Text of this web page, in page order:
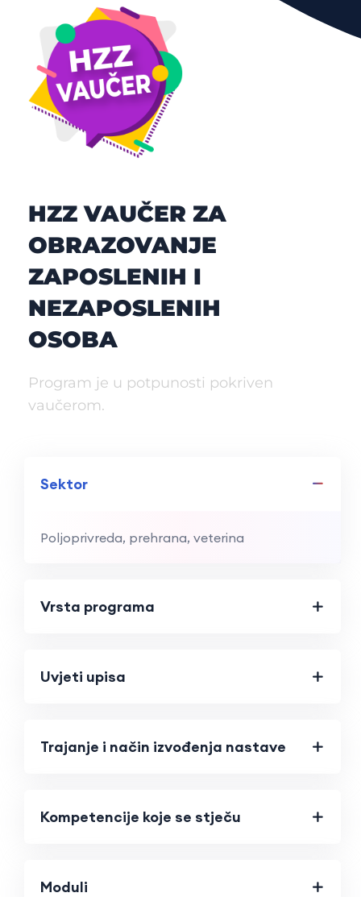
HZZ VAUČER ZA
OBRAZOVANJE
ZAPOSLENIH I
NEZAPOSLENIH
OSOBA
Program je u potpunosti pokriven
vaučerom.
Sektor
Poljoprivreda, prehrana, veterina
Vrsta programa
Uvjeti upisa
Trajanje i način izvođenja nastave
Kompetencije koje se stječu
Moduli